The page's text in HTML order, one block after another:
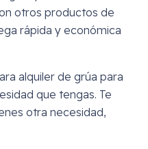
otros productos de
rápida y económica
alquiler de grúa para
que tengas. Te
otra necesidad,